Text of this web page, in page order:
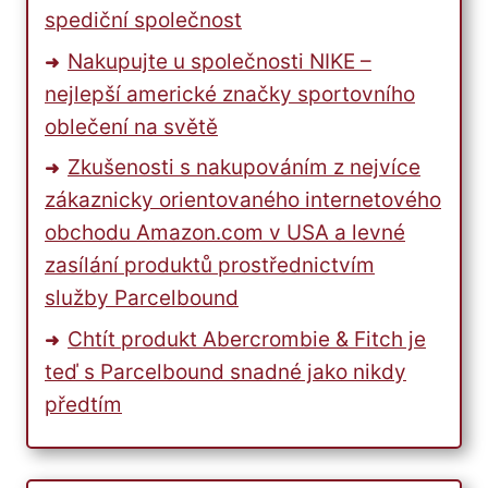
spediční společnost
Nakupujte u společnosti NIKE –
nejlepší americké značky sportovního
oblečení na světě
Zkušenosti s nakupováním z nejvíce
zákaznicky orientovaného internetového
obchodu Amazon.com v USA a levné
zasílání produktů prostřednictvím
služby Parcelbound
Chtít produkt Abercrombie & Fitch je
teď s Parcelbound snadné jako nikdy
předtím